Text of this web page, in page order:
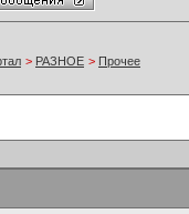
> РАЗНОЕ > Прочее